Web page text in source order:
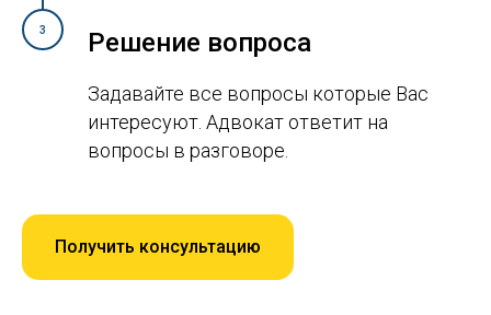
3 Решение вопроса
Задавайте все вопросы которые Вас
интересуют. Адвокат ответит на
вопросы в разговоре.
Получить консультацию